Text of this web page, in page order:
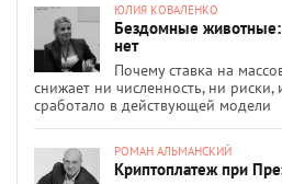
ЮЛИЯ КОВАЛЕНКО
Бездомные животные:
нет
Почему ставка на
снижает ни численность, ни
сработало в действующей модели
РОМАН АЛЬМАНСКИЙ
Криптоплатеж при